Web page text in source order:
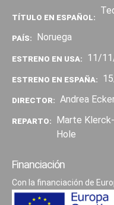
TÍTULO EN ESPAÑOL:
PAÍS: Noruega
ESTRENO EN USA: 11/
ESTRENO EN ESPAÑA:
DIRECTOR: Andrea
REPARTO:
Marte
Hole
Financiación
Con la financiación de